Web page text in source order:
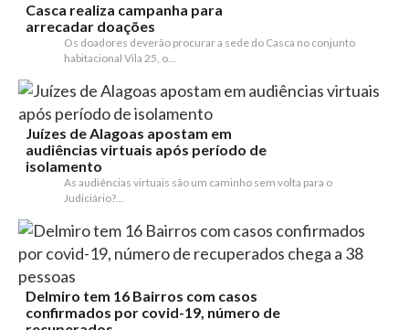
Casca realiza campanha para
arrecadar doações
Os doadores deverão procurar a sede do Casca no conjunto
habitacional Vila 25, o...
Juízes de Alagoas apostam em
audiências virtuais após período de
isolamento
As audiências virtuais são um caminho sem volta para o
Judiciário?...
Delmiro tem 16 Bairros com casos
confirmados por covid-19, número de